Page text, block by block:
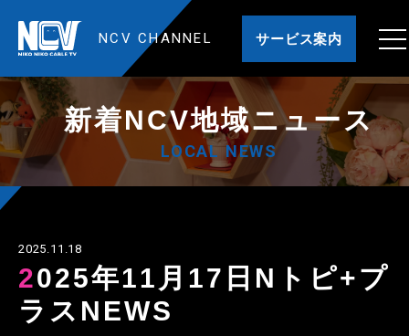
NCV CHANNEL サービス案内
新着NCV地域ニュース
LOCAL NEWS
2025.11.18
2025年11月17日Nトピ+プ
ラスNEWS